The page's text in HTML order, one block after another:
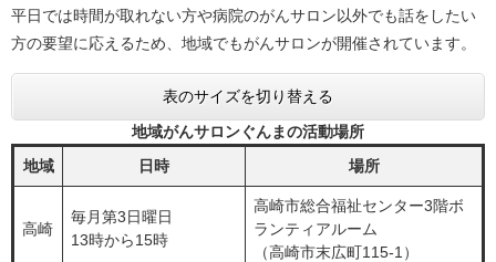
平日では時間が取れない方や病院のがんサロン以外でも話をしたい
方の要望に応えるため、地域でもがんサロンが開催されています。
表のサイズを切り替える
地域がんサロンぐんまの活動場所
地域
日時 場所
高崎
毎月第3日曜日
13時から15時
高崎市総合福祉センター3階ボ
ランティアルーム
（高崎市末広町115-1）